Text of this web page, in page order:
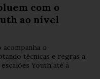
com o
ao nível
o
técnicas e regras a
Youth até à